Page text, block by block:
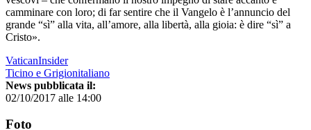
camminare con loro; di far sentire che il Vangelo è l’annuncio del
grande “sì” alla vita, all’amore, alla libertà, alla gioia: è dire “sì” a
Cristo».
VaticanInsider
Ticino e Grigionitaliano
News pubblicata il:
02/10/2017 alle 14:00
Foto